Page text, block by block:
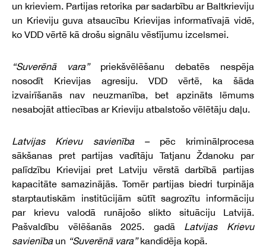
un krieviem. Partijas retorika par sadarbību ar Baltkrieviju
un Krieviju guva atsaucību Krievijas informatīvajā vidē,
ko VDD vērtē kā drošu signālu vēstījumu izcelsmei.
“Suverēnā vara” priekšvēlēšanu debatēs nespēja
nosodīt Krievijas agresiju. VDD vērtē, ka šāda
izvairīšanās nav neuzmanība, bet apzināts lēmums
nesabojāt attiecības ar Krieviju atbalstošo vēlētāju daļu.
Latvijas Krievu savienība – pēc kriminālprocesa
sākšanas pret partijas vadītāju Tatjanu Ždanoku par
palīdzību Krievijai pret Latviju vērstā darbībā partijas
kapacitāte samazinājās. Tomēr partijas biedri turpināja
starptautiskām institūcijām sūtīt sagrozītu informāciju
par krievu valodā runājošo slikto situāciju Latvijā.
Pašvaldību vēlēšanās 2025. gadā Latvijas Krievu
savienība un “Suverēnā vara”kandidēja kopā.